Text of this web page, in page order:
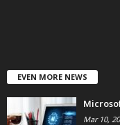
EVEN MORE NEWS
Mar 10,